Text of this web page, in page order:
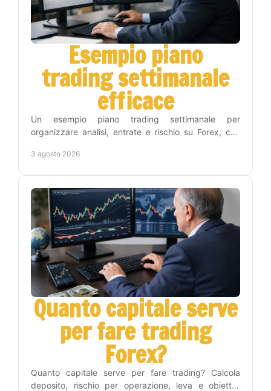
Esempio piano
trading settimanale
efficace
Un esempio piano trading settimanale per
organizzare analisi, entrate e rischio su Forex, con
inutili.
3 agosto 2026
Quanto capitale serve
per fare trading
Forex?
Quanto capitale serve per fare trading? Calcola
deposito, rischio per operazione, leva e obiettivi